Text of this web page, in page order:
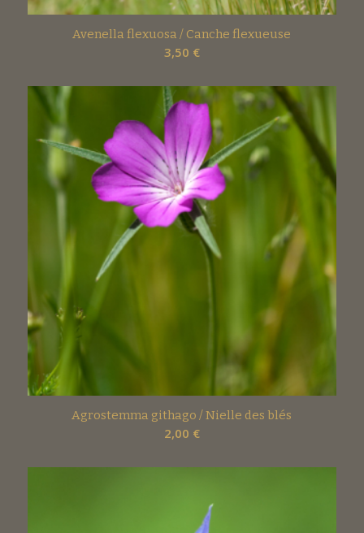
Avenella flexuosa / Canche flexueuse
3,50 €
Agrostemma githago / Nielle des blés
2,00 €